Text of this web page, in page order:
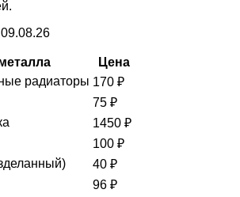
Цена
радиаторы 170 ₽
75 ₽
1450 ₽
100 ₽
40 ₽
96 ₽